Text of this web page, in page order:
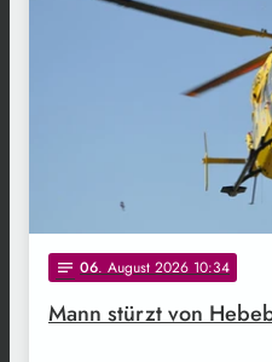
notes 06. August 2026 10:34
Mann stürzt von